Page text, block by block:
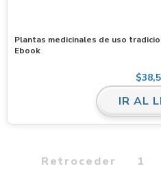
Plantas medicinales de uso
Ebook
$
IR AL
Retroceder 1